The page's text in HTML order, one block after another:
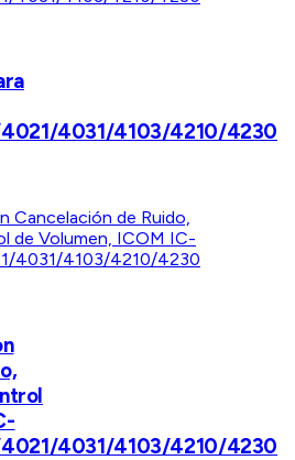
4031/4103/4210/4230
4031/4103/4210/4230